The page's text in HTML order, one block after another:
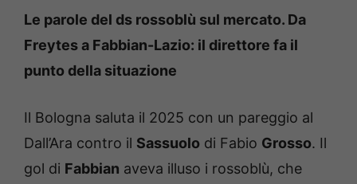
Le parole del ds rossoblù sul mercato. Da
Freytes a Fabbian-Lazio: il direttore fa il
punto della situazione
Il Bologna saluta il 2025 con un pareggio al
Dall’Ara contro il Sassuolo di Fabio Grosso. Il
gol di Fabbian aveva illuso i rossoblù, che